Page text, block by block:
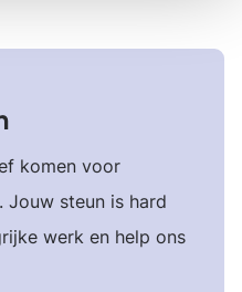
komen voor
Jouw steun is hard
werk en help ons